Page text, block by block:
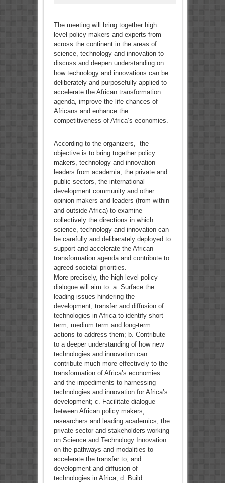
The meeting will bring together high
level policy makers and experts from
across the continent in the areas of
science, technology and innovation to
discuss and deepen understanding on
how technology and innovations can be
deliberately and purposefully applied to
accelerate the African transformation
agenda, improve the life chances of
Africans and enhance the
competitiveness of Africa’s economies.
According to the organizers, the
objective is to bring together policy
makers, technology and innovation
leaders from academia, the private and
public sectors, the international
development community and other
opinion makers and leaders (from within
and outside Africa) to examine
collectively the directions in which
science, technology and innovation can
be carefully and deliberately deployed to
support and accelerate the African
transformation agenda and contribute to
agreed societal priorities.
More precisely, the high level policy
dialogue will aim to: a. Surface the
leading issues hindering the
development, transfer and diffusion of
technologies in Africa to identify short
term, medium term and long-term
actions to address them; b. Contribute
to a deeper understanding of how new
technologies and innovation can
contribute much more effectively to the
transformation of Africa’s economies
and the impediments to harnessing
technologies and innovation for Africa’s
development; c. Facilitate dialogue
between African policy makers,
researchers and leading academics, the
private sector and stakeholders working
on Science and Technology Innovation
on the pathways and modalities to
accelerate the transfer to, and
development and diffusion of
technologies in Africa; d. Build